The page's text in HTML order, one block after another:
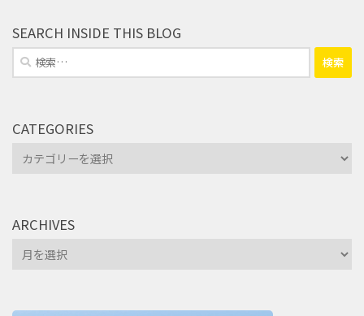
SEARCH INSIDE THIS BLOG
検
索:
CATEGORIES
Categories
ARCHIVES
Archives